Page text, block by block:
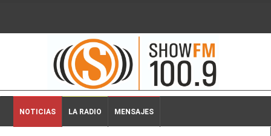
2026-08-10 16:55:46
NOTICIAS LA RADIO MENSAJES